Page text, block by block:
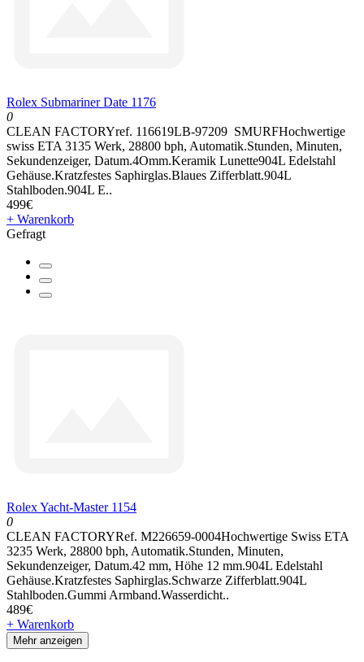
Rolex Submariner Date 1176
0
CLEAN FACTORYref. 116619LB-97209 SMURFHochwertige
swiss ETA 3135 Werk, 28800 bph, Automatik.Stunden, Minuten,
Sekundenzeiger, Datum.4Omm.Keramik Lunette904L Edelstahl
Gehäuse.Kratzfestes Saphirglas.Blaues Zifferblatt.904L
Stahlboden.904L E..
499€
+ Warenkorb
Gefragt
Rolex Yacht-Master 1154
0
CLEAN FACTORYRef. M226659-0004Hochwertige Swiss ETA
3235 Werk, 28800 bph, Automatik.Stunden, Minuten,
Sekundenzeiger, Datum.42 mm, Höhe 12 mm.904L Edelstahl
Gehäuse.Kratzfestes Saphirglas.Schwarze Zifferblatt.904L
Stahlboden.Gummi Armband.Wasserdicht..
489€
+ Warenkorb
Mehr anzeigen